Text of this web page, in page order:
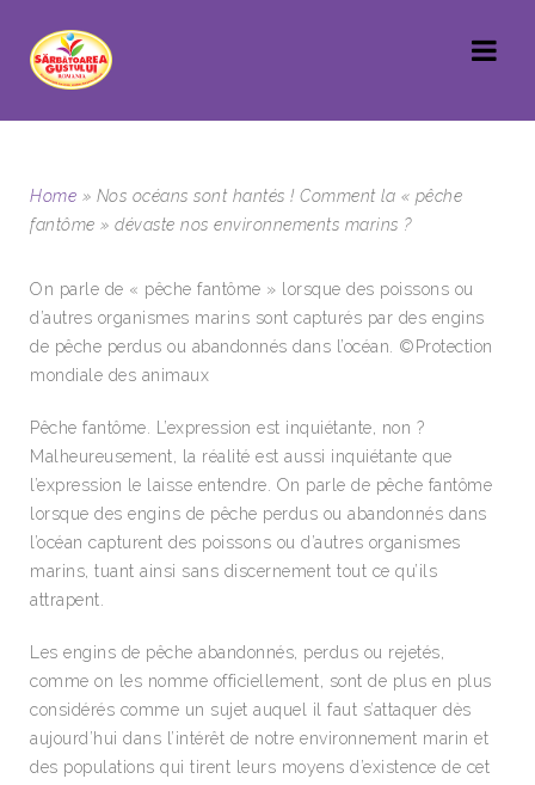
Home » Nos océans sont hantés ! Comment la « pêche
fantôme » dévaste nos environnements marins ?
On parle de « pêche fantôme » lorsque des poissons ou
d’autres organismes marins sont capturés par des engins
de pêche perdus ou abandonnés dans l’océan. ©Protection
mondiale des animaux
Pêche fantôme. L’expression est inquiétante, non ?
Malheureusement, la réalité est aussi inquiétante que
l’expression le laisse entendre. On parle de pêche fantôme
lorsque des engins de pêche perdus ou abandonnés dans
l’océan capturent des poissons ou d’autres organismes
marins, tuant ainsi sans discernement tout ce qu’ils
attrapent.
Les engins de pêche abandonnés, perdus ou rejetés,
comme on les nomme officiellement, sont de plus en plus
considérés comme un sujet auquel il faut s’attaquer dès
aujourd’hui dans l’intérêt de notre environnement marin et
des populations qui tirent leurs moyens d’existence de cet